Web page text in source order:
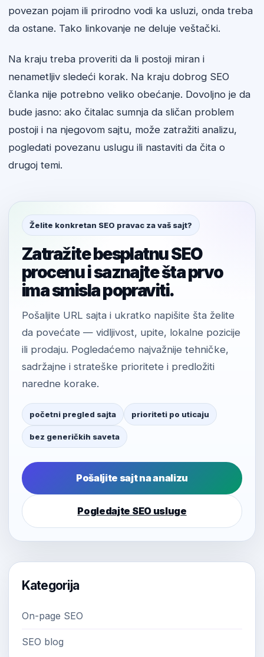
povezan pojam ili prirodno vodi ka usluzi, onda treba
da ostane. Tako linkovanje ne deluje veštački.
Na kraju treba proveriti da li postoji miran i
nenametljiv sledeći korak. Na kraju dobrog SEO
članka nije potrebno veliko obećanje. Dovoljno je da
bude jasno: ako čitalac sumnja da sličan problem
postoji i na njegovom sajtu, može zatražiti analizu,
pogledati povezanu uslugu ili nastaviti da čita o
drugoj temi.
Želite konkretan SEO pravac za vaš sajt?
Zatražite besplatnu SEO
procenu i saznajte šta prvo
ima smisla popraviti.
Pošaljite URL sajta i ukratko napišite šta želite
da povećate — vidljivost, upite, lokalne pozicije
ili prodaju. Pogledaćemo najvažnije tehničke,
sadržajne i strateške prioritete i predložiti
naredne korake.
početni pregled sajta prioriteti po uticaju
bez generičkih saveta
Pošaljite sajt na analizu
Pogledajte SEO usluge
Kategorija
On-page SEO
SEO blog